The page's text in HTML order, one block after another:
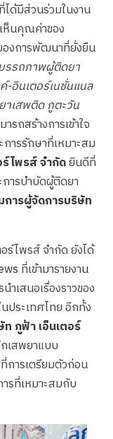
ที่ได้มีส่วนร่วมในงาน
ห็นคุณค่าของ
องการพัฒนาที่ยั่งยืน
รถภาพผู้ติดยา
-อินเตอร์เนชั่นแนล
เสพติด ภูตะวัน
รถสร้างการเข้าใจ
ารรักษาที่เหมาะสม
ไพรส์ จำกัดยินดีที่
การบำบัดผู้ติดยา
การผู้จัดการบริษัท
ร์ไพรส์ จำกัด ยังได้
ที่เข้ามารายงาน
ำเสนอเรื่องราวของ
ระเทศไทย อีกทั้ง
ท ภูฟ้า เอ็นเตอร์
เสพยาแบบ
การเตรียมตัวก่อน
รที่เหมาะสมกับ